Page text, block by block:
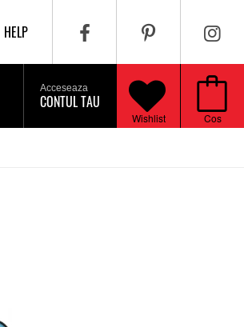
HELP
Cos
Wishlist
Acceseaza
CONTUL TAU